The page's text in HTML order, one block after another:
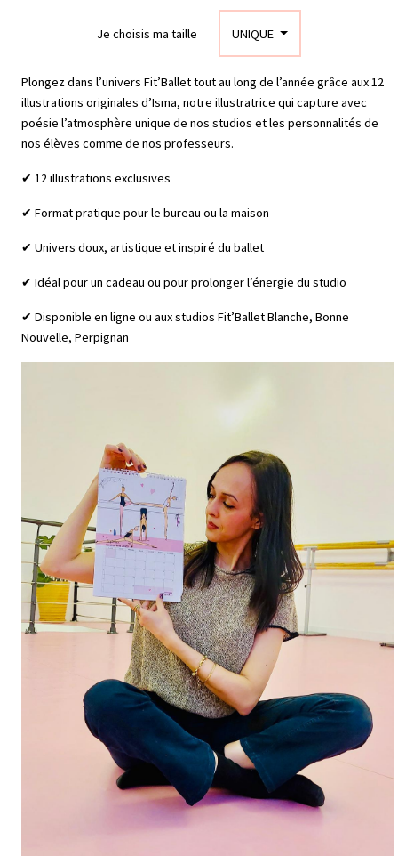
Je choisis ma taille UNIQUE
Plongez dans l’univers Fit’Ballet tout au long de l’année grâce aux 12
illustrations originales d’Isma, notre illustratrice qui capture avec
poésie l’atmosphère unique de nos studios et les personnalités de
nos élèves comme de nos professeurs.
✔ 12 illustrations exclusives
✔ Format pratique pour le bureau ou la maison
✔ Univers doux, artistique et inspiré du ballet
✔ Idéal pour un cadeau ou pour prolonger l’énergie du studio
✔ Disponible en ligne ou aux studios Fit’Ballet Blanche, Bonne
Nouvelle, Perpignan